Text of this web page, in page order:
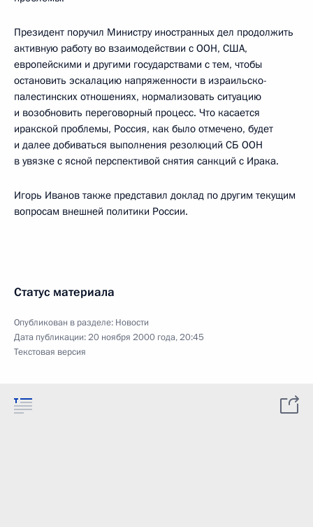
Президент поручил Министру иностранных дел продолжить
активную работу во взаимодействии с ООН, США,
европейскими и другими государствами с тем, чтобы
остановить эскалацию напряженности в израильско-
палестинских отношениях, нормализовать ситуацию
и возобновить переговорный процесс. Что касается
иракской проблемы, Россия, как было отмечено, будет
и далее добиваться выполнения резолюций СБ ООН
в увязке с ясной перспективой снятия санкций с Ирака.
Игорь Иванов также представил доклад по другим текущим
вопросам внешней политики России.
Статус материала
Опубликован в разделе: Новости
Дата публикации:20 ноября 2000 года, 20:45
Текстовая версия